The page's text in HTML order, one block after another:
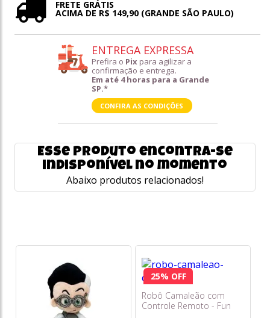
FRETE GRÁTIS
ACIMA DE R$ 149,90 (GRANDE SÃO PAULO)
ENTREGA EXPRESSA
Prefira o Pix para agilizar a
confirmação e entrega.
Em até 4 horas para a Grande
SP.*
CONFIRA AS CONDIÇÕES
Esse produto encontra-se
indisponível no momento
Abaixo produtos relacionados!
25% OFF
Robô Camaleão com
Controle Remoto - Fun